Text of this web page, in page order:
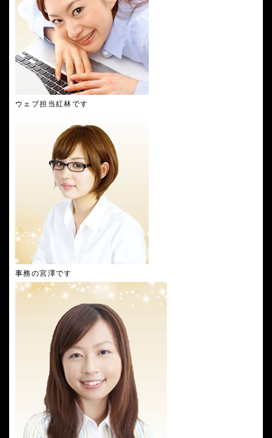
ウェブ担当紅林です
事務の宮澤です